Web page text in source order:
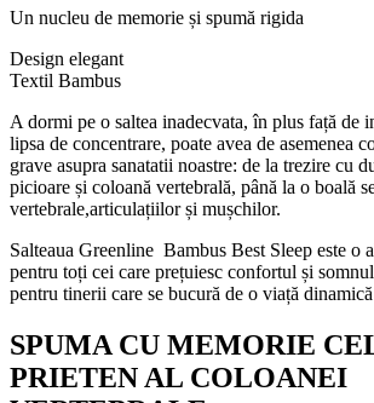
Un nucleu de memorie și spumă rigida
Design elegant
Textil Bambus
A dormi pe o saltea inadecvata, în plus față de
lipsa de concentrare, poate avea de asemenea
grave asupra sanatatii noastre: de la trezire cu
picioare și coloană vertebrală, până la o boală
vertebrale,articulațiilor și mușchilor.
Salteaua Greenline Bambus Best Sleep este o
pentru toți cei care prețuiesc confortul și
pentru tinerii care se bucură de o viață
SPUMA CU MEMORIE
PRIETEN AL COLOANEI